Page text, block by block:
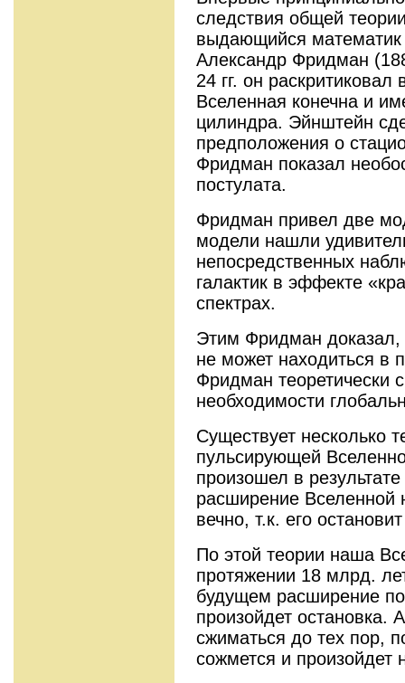
следствия общей
выдающийся математик
Александр Фридман
24 гг. он
Вселенная конечна и
цилиндра. Эйнштейн
предположения о
Фридман показал
постулата.
Фридман привел две
модели нашли
непосредственных
галактик в эффекте
спектрах.
Этим Фридман доказал,
не может находиться в
Фридман теоретически
необходимости
Существует несколько
пульсирующей
произошел в
расширение Вселенной
вечно, т.к. его
По этой теории наша
протяжении 18 млрд.
будущем расширение
произойдет остановка.
сжиматься до тех пор,
сожмется и произойдет